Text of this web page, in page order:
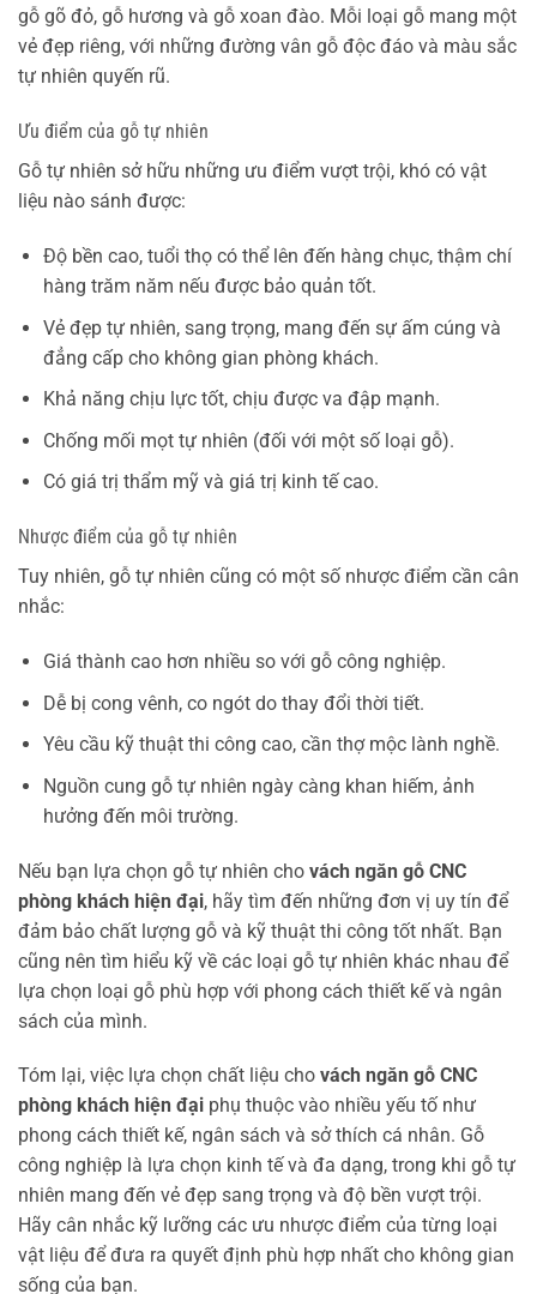
gỗ gõ đỏ, gỗ hương và gỗ xoan đào. Mỗi loại gỗ mang một
vẻ đẹp riêng, với những đường vân gỗ độc đáo và màu sắc
tự nhiên quyến rũ.
Ưu điểm của gỗ tự nhiên
Gỗ tự nhiên sở hữu những ưu điểm vượt trội, khó có vật
liệu nào sánh được:
Độ bền cao, tuổi thọ có thể lên đến hàng chục, thậm chí
hàng trăm năm nếu được bảo quản tốt.
Vẻ đẹp tự nhiên, sang trọng, mang đến sự ấm cúng và
đẳng cấp cho không gian phòng khách.
Khả năng chịu lực tốt, chịu được va đập mạnh.
Chống mối mọt tự nhiên (đối với một số loại gỗ).
Có giá trị thẩm mỹ và giá trị kinh tế cao.
Nhược điểm của gỗ tự nhiên
Tuy nhiên, gỗ tự nhiên cũng có một số nhược điểm cần cân
nhắc:
Giá thành cao hơn nhiều so với gỗ công nghiệp.
Dễ bị cong vênh, co ngót do thay đổi thời tiết.
Yêu cầu kỹ thuật thi công cao, cần thợ mộc lành nghề.
Nguồn cung gỗ tự nhiên ngày càng khan hiếm, ảnh
hưởng đến môi trường.
Nếu bạn lựa chọn gỗ tự nhiên cho vách ngăn gỗ CNC
phòng khách hiện đại, hãy tìm đến những đơn vị uy tín để
đảm bảo chất lượng gỗ và kỹ thuật thi công tốt nhất. Bạn
cũng nên tìm hiểu kỹ về các loại gỗ tự nhiên khác nhau để
lựa chọn loại gỗ phù hợp với phong cách thiết kế và ngân
sách của mình.
Tóm lại, việc lựa chọn chất liệu cho vách ngăn gỗ CNC
phòng khách hiện đại phụ thuộc vào nhiều yếu tố như
phong cách thiết kế, ngân sách và sở thích cá nhân. Gỗ
công nghiệp là lựa chọn kinh tế và đa dạng, trong khi gỗ tự
nhiên mang đến vẻ đẹp sang trọng và độ bền vượt trội.
Hãy cân nhắc kỹ lưỡng các ưu nhược điểm của từng loại
vật liệu để đưa ra quyết định phù hợp nhất cho không gian
sống của bạn.